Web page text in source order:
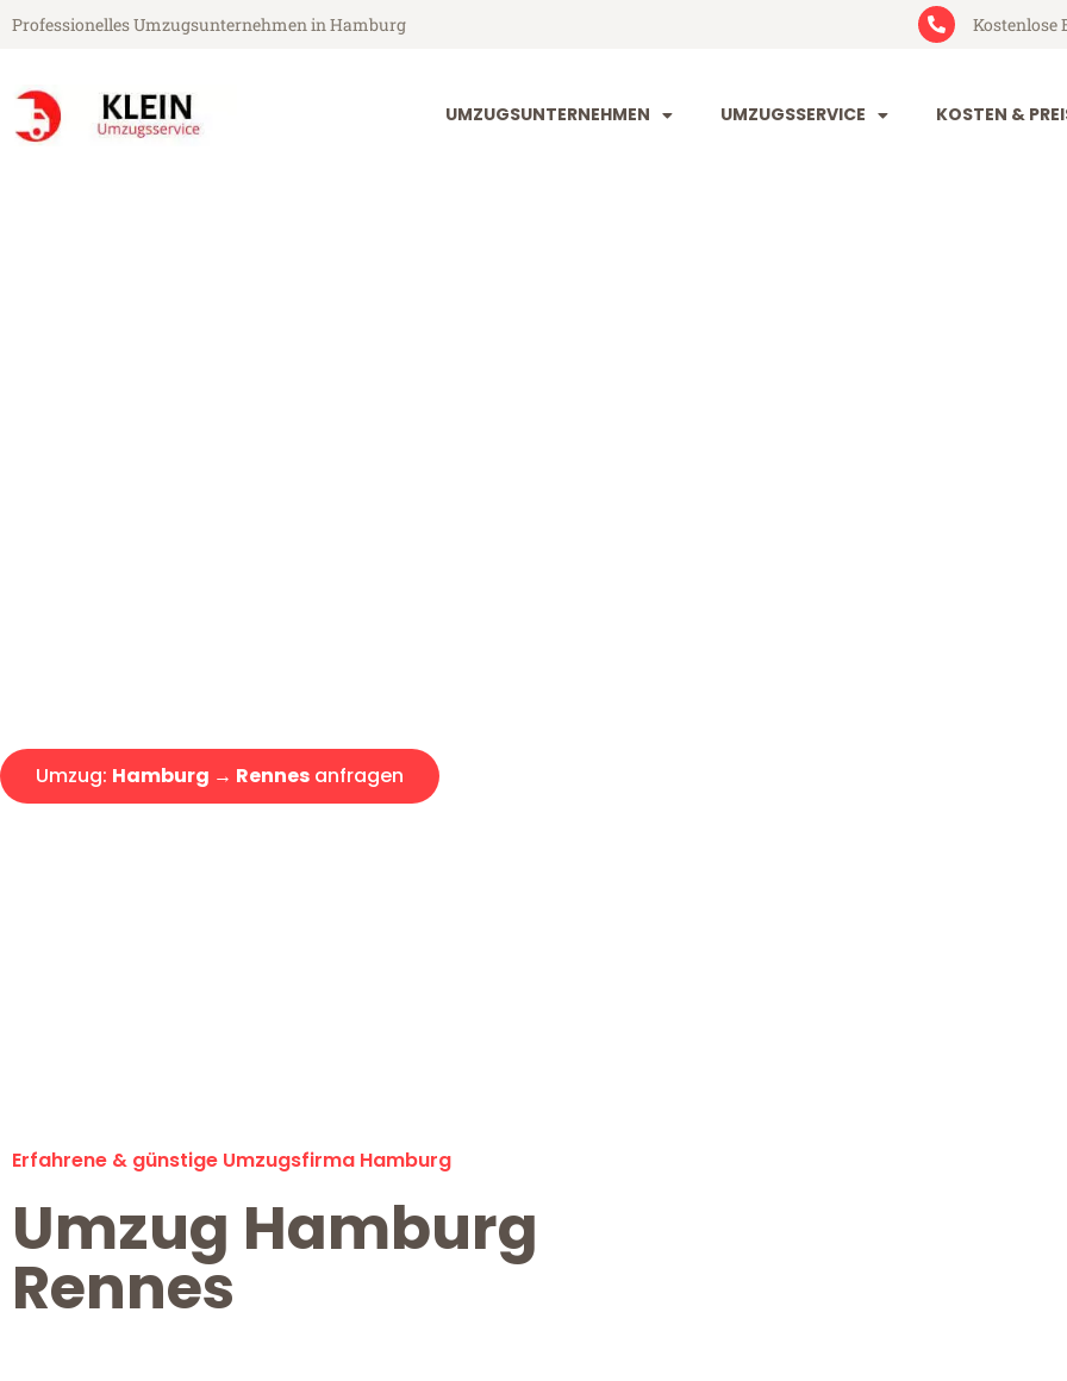
Professionelles Umzugsunternehmen in Hamburg Kostenlose
UMZUGSUNTERNEHMEN UMZUGSSERVICE KOSTEN &
Umzug: Hamburg → Rennes anfragen
Erfahrene & günstige Umzugsfirma Hamburg
Umzug Hamburg
Rennes